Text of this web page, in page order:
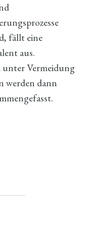
fällt eine
aus.
Vermeidung
werden dann